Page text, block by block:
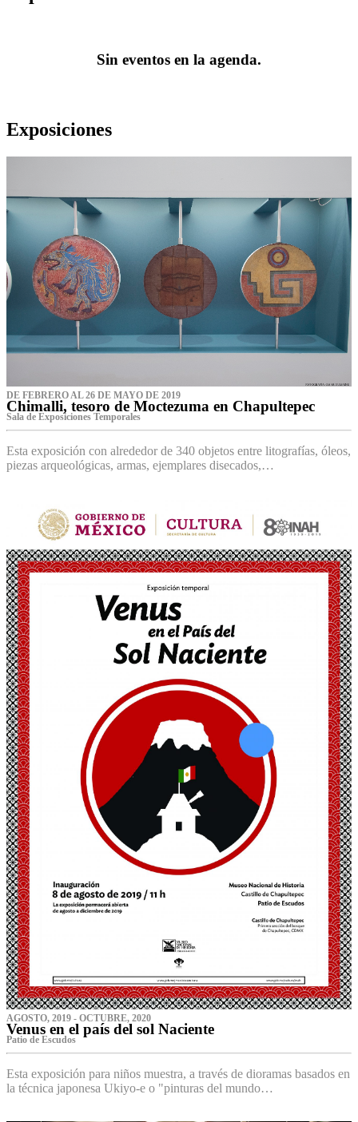
Sin eventos en la agenda.
Exposiciones
DE FEBRERO AL 26 DE MAYO DE 2019
Chimalli, tesoro de Moctezuma en Chapultepec
Sala de Exposiciones Temporales
Esta exposición con alrededor de 340 objetos entre litografías, óleos,
piezas arqueológicas, armas, ejemplares disecados,…
AGOSTO, 2019 - OCTUBRE, 2020
Venus en el país del sol Naciente
P‌atio de Escudos
Esta exposición para niños muestra, a través de dioramas basados en
la técnica japonesa Ukiyo-e o "pinturas del mundo…